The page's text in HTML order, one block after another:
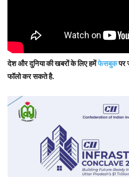
देश और दुनिया की खबरों के लिए हमेंफेसबुकपर
फॉलो कर सकते है.